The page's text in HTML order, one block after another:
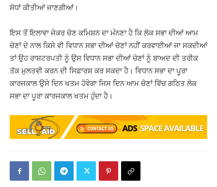
ਸੋਧਾਂ ਕੀਤੀਆਂ ਜਾਣਗੀਆਂ।
ਇਸ ਤੋਂ ਇਲਾਵਾ ਜੇਕਰ ਚੋਣ ਕਮਿਸ਼ਨ ਦਾ ਮੰਨਣਾ ਹੈ ਕਿ ਲੋਕ ਸਭਾ ਦੀਆਂ ਆਮ
ਚੋਣਾਂ ਦੇ ਨਾਲ ਕਿਸੇ ਵੀ ਵਿਧਾਨ ਸਭਾ ਦੀਆਂ ਚੋਣਾਂ ਨਹੀਂ ਕਰਵਾਈਆਂ ਜਾ ਸਕਦੀਆਂ
ਤਾਂ ਉਹ ਰਾਸ਼ਟਰਪਤੀ ਨੂੰ ਉਸ ਵਿਧਾਨ ਸਭਾ ਦੀਆਂ ਚੋਣਾਂ ਨੂੰ ਬਾਅਦ ਦੀ ਤਰੀਕ
ਤੱਕ ਮੁਲਤਵੀ ਕਰਨ ਦੀ ਸਿਫ਼ਾਰਸ਼ ਕਰ ਸਕਦਾ ਹੈ। ਵਿਧਾਨ ਸਭਾ ਦਾ ਪੂਰਾ
ਕਾਰਜਕਾਲ ਉਸੇ ਦਿਨ ਖਤਮ ਹੋਵੇਗਾ ਜਿਸ ਦਿਨ ਆਮ ਚੋਣਾਂ ਵਿੱਚ ਗਠਿਤ ਲੋਕ
ਸਭਾ ਦਾ ਪੂਰਾ ਕਾਰਜਕਾਲ ਖਤਮ ਹੁੰਦਾ ਹੈ।